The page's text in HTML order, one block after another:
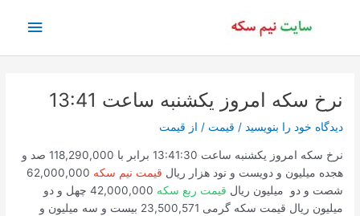
اصلی
نرخ سکه امروز یکشنبه ساعت 13:41
دیدگاه‌ خود را بنویسید / قیمت / از قیمت
نرخ سکه امروز یکشنبه ساعت 13:41:30 برابر با 118,290,000 صد و
هجده میلیون و دویست و نود هزار ریال قیمت نیم سکه 62,000,000
شصت و دو میلیون ریال قیمت ربع سکه
42,000,000 چهل و دو
میلیون ریال قیمت سکه گرمی 23,500,571 بیست و سه میلیون و